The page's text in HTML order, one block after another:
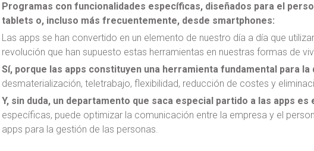
Programas con funcionalidades específicas, diseñados para el
tablets o, incluso más frecuentemente, desde smartphones:
Las apps se han convertido en un elemento de nuestro día a día que
revolución que han supuesto estas herramientas en nuestras formas de
Sí, porque las apps constituyen una herramienta fundamental para
desmaterialización, teletrabajo, flexibilidad, reducción de costes y
Y, sin duda, un departamento que saca especial partido a las apps es
específicas, puede optimizar la comunicación entre la empresa y el
apps para la gestión de las personas.